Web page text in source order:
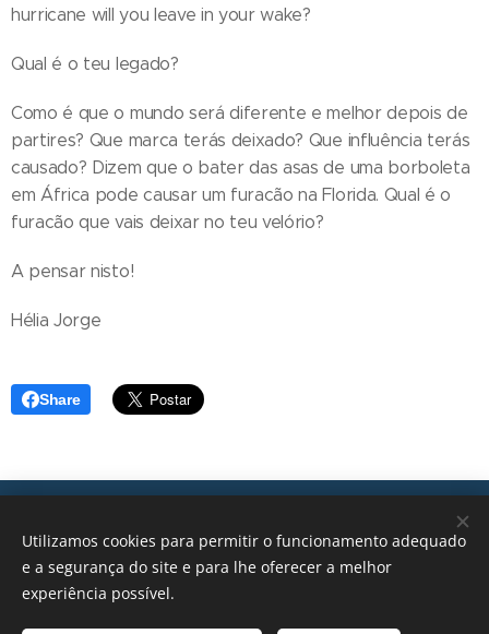
hurricane will you leave in your wake?
Qual é o teu legado?
Como é que o mundo será diferente e melhor depois de
partires? Que marca terás deixado? Que influência terás
causado? Dizem que o bater das asas de uma borboleta
em África pode causar um furacão na Florida. Qual é o
furacão que vais deixar no teu velório?
A pensar nisto!
Hélia Jorge
Share
geral@transicoes.pt
Utilizamos cookies para permitir o funcionamento adequado
e a segurança do site e para lhe oferecer a melhor
experiência possível.